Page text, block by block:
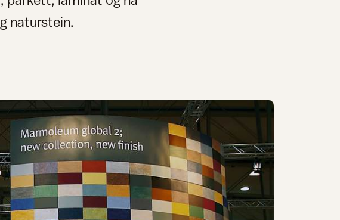
naturstein.